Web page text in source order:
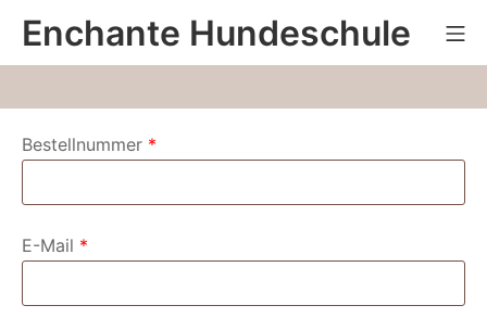
Inhalt
springen
Enchante Hundeschule
Bestellnummer *
E-Mail *